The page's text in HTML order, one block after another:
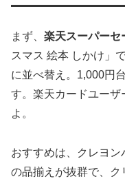
まず、 楽天スーパーセ
スマス 絵本 しかけ」
に並べ替え。1,000円
す。楽天カードユーザ
よ。
おすすめは、クレヨ
の品揃えが抜群で、ク